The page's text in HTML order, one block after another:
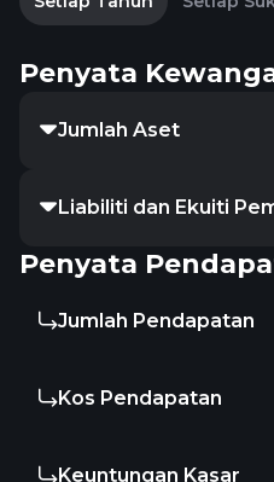
Penyata
Jumlah Aset
Liabiliti dan Ekuiti
Penyata
Jumlah Pendapatan
Kos Pendapatan
Keuntungan Kasar